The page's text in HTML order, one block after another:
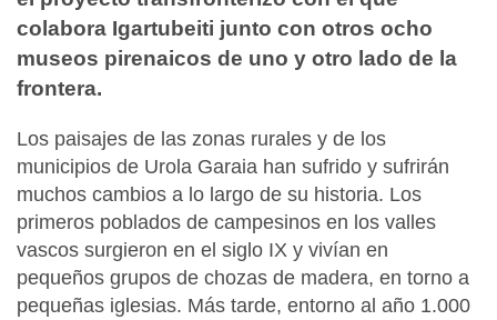
colabora Igartubeiti junto con otros ocho
museos pirenaicos de uno y otro lado de la
frontera.
Los paisajes de las zonas rurales y de los
municipios de Urola Garaia han sufrido y sufrirán
muchos cambios a lo largo de su historia. Los
primeros poblados de campesinos en los valles
vascos surgieron en el siglo IX y vivían en
pequeños grupos de chozas de madera, en torno a
pequeñas iglesias. Más tarde, entorno al año 1.000